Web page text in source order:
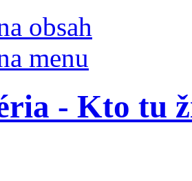
obsah
menu
- Kto tu